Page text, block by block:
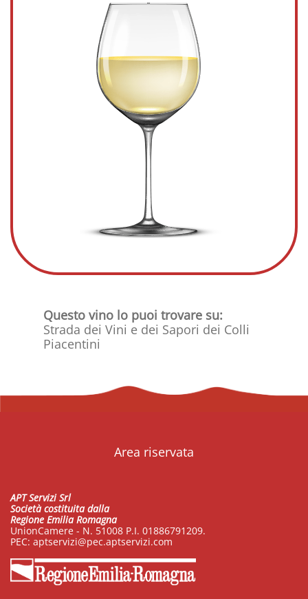
Questo vino lo puoi trovare su:
Strada dei Vini e dei Sapori dei Colli
Piacentini
APT Servizi Srl
Società costituita dalla
Regione Emilia Romagna
UnionCamere - N. 51008 P.I. 01886791209.
PEC: aptservizi@pec.aptservizi.com
Area riservata